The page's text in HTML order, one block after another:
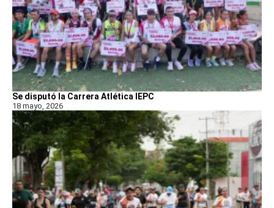
Se disputó la Carrera Atlética IEPC
18 mayo, 2026